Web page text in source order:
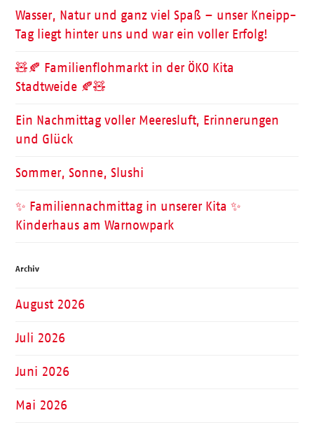
Wasser, Natur und ganz viel Spaß – unser Kneipp-
Tag liegt hinter uns und war ein voller Erfolg!
🧸🍂 Familienflohmarkt in der ÖKO Kita
Stadtweide 🍂🧸
Ein Nachmittag voller Meeresluft, Erinnerungen
und Glück
Sommer, Sonne, Slushi
✨ Familiennachmittag in unserer Kita ✨
Kinderhaus am Warnowpark
Archiv
August 2026
Juli 2026
Juni 2026
Mai 2026